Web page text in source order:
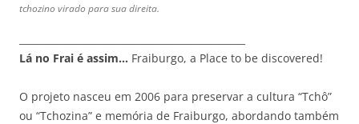
tchozino virado para sua direita.
Lá no Frai é assim… Fraiburgo, a Place to be discovered!
O projeto nasceu em 2006 para preservar a cultura “Tchô”
ou “Tchozina” e memória de Fraiburgo, abordando também